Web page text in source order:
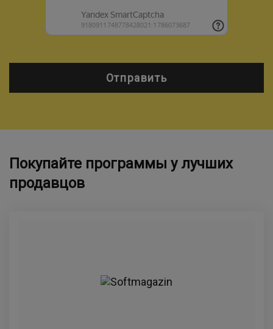
Отправить
Покупайте программы у лучших
продавцов